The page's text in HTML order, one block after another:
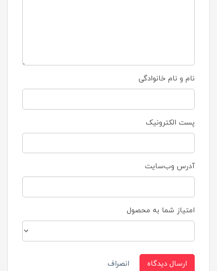
نام و نام خانوادگی
پست الکترونیک
آدرس وب‌سایت
امتیاز شما به محصول
ارسال دیدگاه انصراف